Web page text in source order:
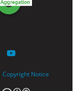
Copyright Notice